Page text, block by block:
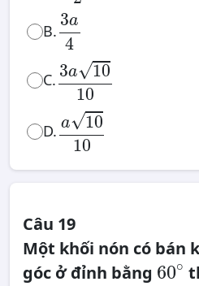
B.
3a
4
3a4
C. 3a√10
10
3a 1010
D. a√10
10
1010
Câu 19
Một khối nón có bán
góc ở đỉnh bằng 60∘
60∘